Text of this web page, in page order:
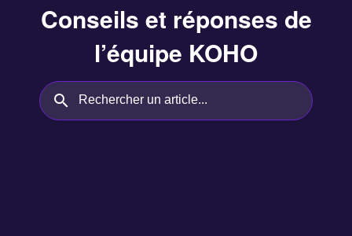
Conseils et réponses de
l’équipe KOHO
Rechercher un article...